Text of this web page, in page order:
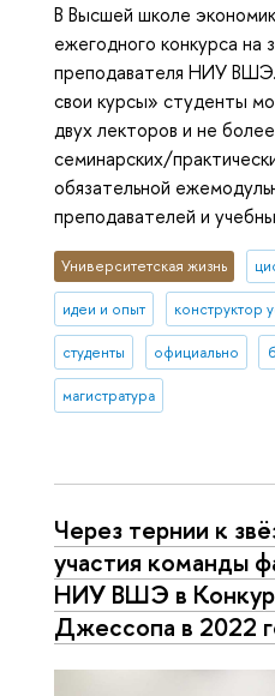
В Высшей школе
ежегодного конкурса на
преподавателя НИУ
свои курсы» студенты
двух лекторов и не
семинарских/
обязательной
преподавателей и
Университетская жизнь
идеи и опыт конструктор
студенты официально
магистратура
Через тернии к
участия команды
НИУ ВШЭ в
Джессопа в 2022